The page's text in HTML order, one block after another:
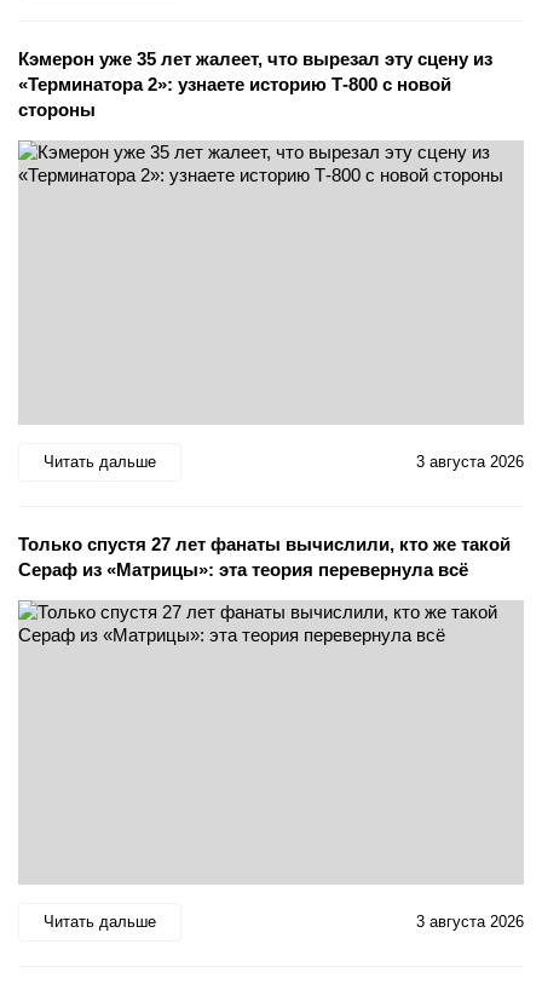
Кэмерон уже 35 лет жалеет, что вырезал эту сцену из
«Терминатора 2»: узнаете историю Т-800 с новой
стороны
Читать дальше 3 августа 2026
Только спустя 27 лет фанаты вычислили, кто же такой
Сераф из «Матрицы»: эта теория перевернула всё
Читать дальше 3 августа 2026